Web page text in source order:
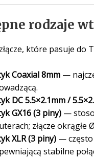
rodzaje
które pasuje do
Coaxial 8mm—
DC 5.5×2.1mm /
GX16 (3 piny)—
złącze okrągłe
XLR (3 piny)— często
stabilne